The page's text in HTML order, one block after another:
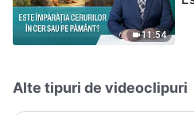
11:54
Alte tipuri de videoclipuri